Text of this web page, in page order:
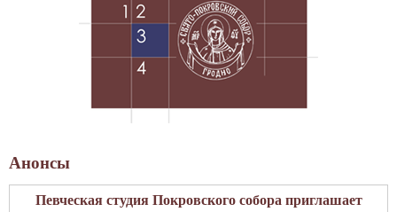
Анонсы
Певческая студия Покровского собора приглашает